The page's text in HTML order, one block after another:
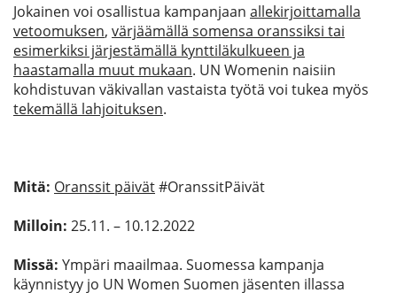
Jokainen voi osallistua kampanjaan allekirjoittamalla
vetoomuksen, värjäämällä somensa oranssiksi tai
esimerkiksi järjestämällä kynttiläkulkueen ja
haastamalla muut mukaan. UN Womenin naisiin
kohdistuvan väkivallan vastaista työtä voi tukea myös
tekemällä lahjoituksen.
Mitä: Oranssit päivät#OranssitPäivät
Milloin: 25.11. – 10.12.2022
Missä: Ympäri maailmaa. Suomessa kampanja
käynnistyy jo UN Women Suomen jäsenten illassa